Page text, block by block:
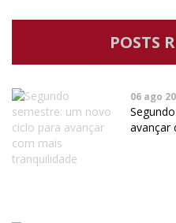
POSTS
06 ago
avançar